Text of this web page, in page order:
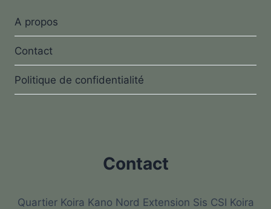
A propos
Contact
Politique de confidentialité
Contact
Quartier Koira Kano Nord Extension Sis CSI Koira